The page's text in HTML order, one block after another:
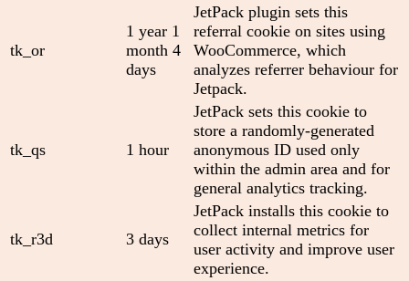
tk_or
1 year 1
month 4
days
JetPack plugin sets this
referral cookie on sites using
WooCommerce, which
analyzes referrer behaviour for
Jetpack.
tk_qs 1 hour
JetPack sets this cookie to
store a randomly-generated
anonymous ID used only
within the admin area and for
general analytics tracking.
tk_r3d 3 days
JetPack installs this cookie to
collect internal metrics for
user activity and improve user
experience.